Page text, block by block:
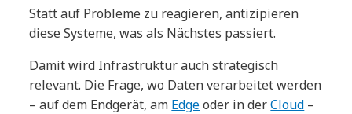
Statt auf Probleme zu reagieren, antizipieren
diese Systeme, was als Nächstes passiert.
Damit wird Infrastruktur auch strategisch
relevant. Die Frage, wo Daten verarbeitet werden
– auf dem Endgerät, am Edgeoder in derCloud –